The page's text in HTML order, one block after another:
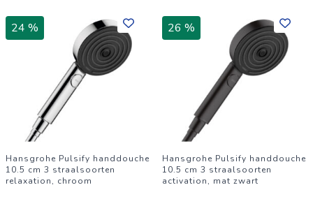
24 %
Hansgrohe Pulsify handdouche
10.5 cm 3 straalsoorten
relaxation, chroom
26 %
Hansgrohe Pulsify handdouche
10.5 cm 3 straalsoorten
activation, mat zwart